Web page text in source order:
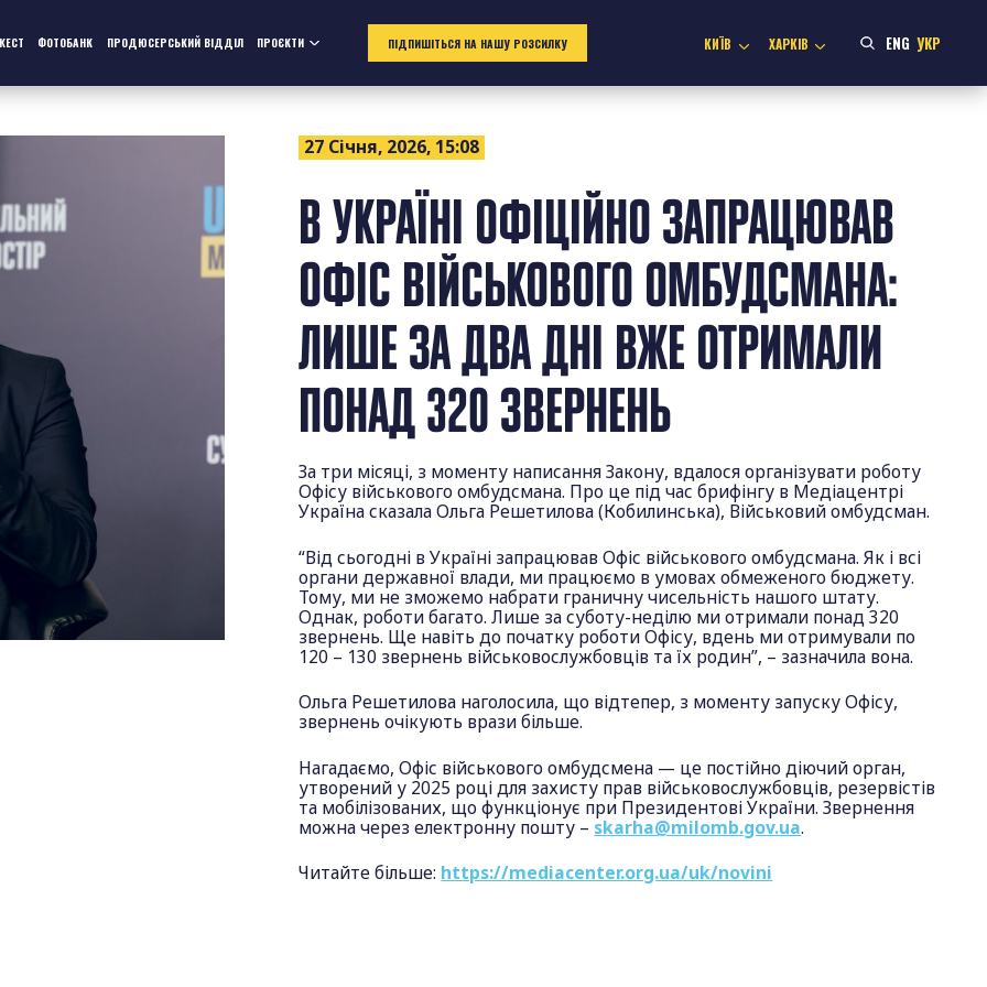
ФОТОБАНК ПРОДЮСЕРСЬКИЙ ВІДДІЛ ПРОЄКТИ ПІДПИШІТЬСЯ НА НАШУ РОЗСИЛКУ КИЇВ ХАРКІВ ENG УКР
27 Січня, 2026, 15:08
В УКРАЇНІ ОФІЦІЙНО ЗАПРАЦЮВАВ
ОФІС ВІЙСЬКОВОГО ОМБУДСМАНА:
ЛИШЕ ЗА ДВА ДНІ ВЖЕ ОТРИМАЛИ
ПОНАД 320 ЗВЕРНЕНЬ
За три місяці, з моменту написання Закону, вдалося організувати роботу
Офісу військового омбудсмана. Про це під час брифінгу в Медіацентрі
Україна сказала Ольга Решетилова (Кобилинська), Військовий омбудсман.
“Від сьогодні в Україні запрацював Офіс військового омбудсмана. Як і всі
органи державної влади, ми працюємо в умовах обмеженого бюджету.
Тому, ми не зможемо набрати граничну чисельність нашого штату.
Однак, роботи багато. Лише за суботу-неділю ми отримали понад 320
звернень. Ще навіть до початку роботи Офісу, вдень ми отримували по
120 – 130 звернень військовослужбовців та їх родин”, – зазначила вона.
Ольга Решетилова наголосила, що відтепер, з моменту запуску Офісу,
звернень очікують врази більше.
Нагадаємо, Офіс військового омбудсмена — це постійно діючий орган,
утворений у 2025 році для захисту прав військовослужбовців, резервістів
та мобілізованих, що функціонує при Президентові України. Звернення
можна через електронну пошту – skarha@milomb.gov.ua.
Читайте більше: https://mediacenter.org.ua/uk/novini